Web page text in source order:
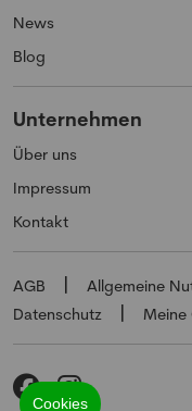
News
Blog
Unternehmen
Über uns
Impressum
Kontakt
AGB
Allgemeine
Datenschutz
Meine